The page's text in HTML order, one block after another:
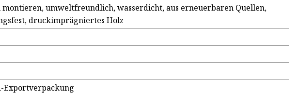
montieren, umweltfreundlich, wasserdicht, aus erneuerbaren Quellen,
druckimprägniertes Holz
Exportverpackung